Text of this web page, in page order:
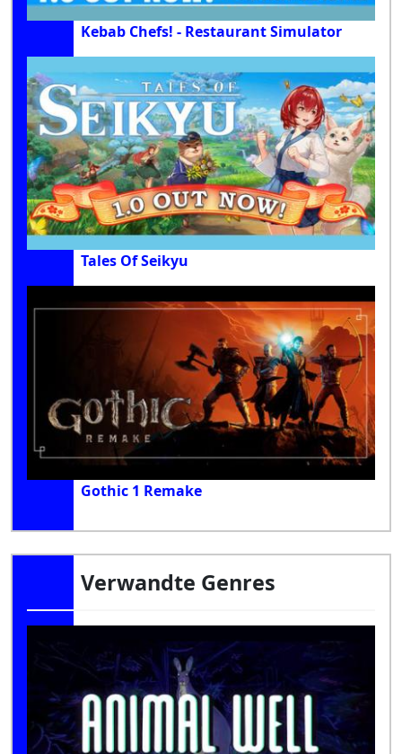
Kebab Chefs! - Restaurant Simulator
Tales Of Seikyu
Gothic 1 Remake
Verwandte Genres